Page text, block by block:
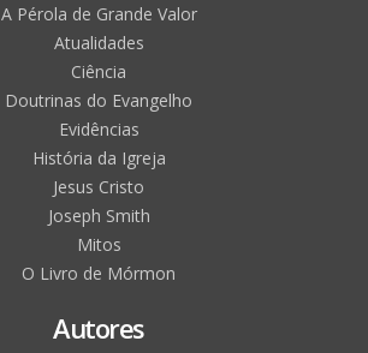
A Pérola de Grande Valor
Atualidades
Ciência
Doutrinas do Evangelho
Evidências
História da Igreja
Jesus Cristo
Joseph Smith
Mitos
O Livro de Mórmon
Autores